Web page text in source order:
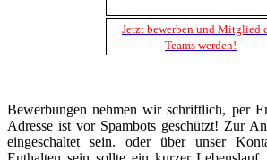
Jetzt bewerben und Mitglied
Teams werden!
Bewerbungen nehmen wir schriftlich, per
Adresse ist vor Spambots geschützt! Zur
eingeschaltet sein. oder über unser